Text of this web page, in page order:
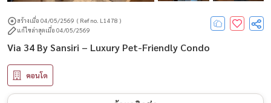
สร้างเมื่อ 04/05/2569 ( Ref no. L1478 )
แก้ไขล่าสุดเมื่อ 04/05/2569
Via 34 By Sansiri – Luxury Pet-Friendly Condo
คอนโด